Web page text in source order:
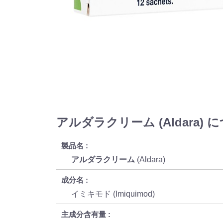
アルダラクリーム (Aldara) に
製品名
アルダラクリーム (Aldara)
成分名
イミキモド (Imiquimod)
主成分含有量